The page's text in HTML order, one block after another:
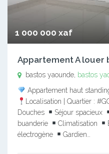
1 000 000 xaf
Appartement A louer
bastos yaounde, bastos
Appartement haut
Localisation | Quartier :
Douches
Séjour spacieux
buanderie
Climatisation
électrogène
Gardien…